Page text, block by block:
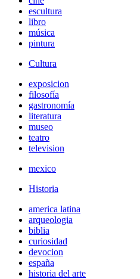
escultura
libro
música
pintura
Cultura
exposicion
filosofía
gastronomía
literatura
museo
teatro
television
mexico
Historia
america latina
arqueologia
biblia
curiosidad
devocion
españa
historia del arte